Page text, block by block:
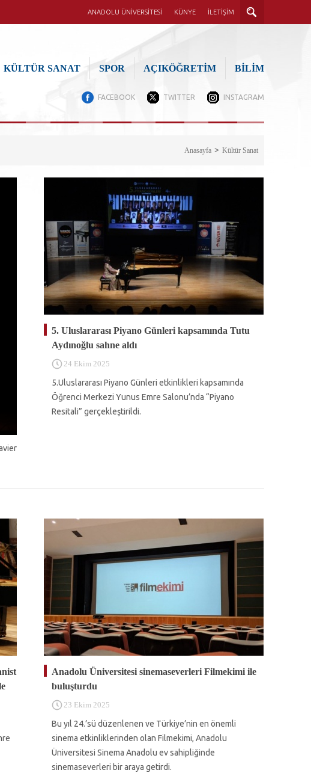
ANADOLU ÜNİVERSİTESİ KÜNYE İLETİŞİM
KÜLTÜR SANAT SPOR AÇIKÖĞRETİM BİLİM
FACEBOOK TWITTER INSTAGRAM
Anasayfa Kültür Sanat
5. Uluslararası Piyano Günleri kapsamında Tutu
Aydınoğlu sahne aldı
24 Ekim 2025
5.Uluslararası Piyano Günleri etkinlikleri kapsamında
Öğrenci Merkezi Yunus Emre Salonu’nda “Piyano
Resitali” gerçekleştirildi.
Anadolu Üniversitesi sinemaseverleri Filmekimi ile
buluşturdu
23 Ekim 2025
Bu yıl 24.’sü düzenlenen ve Türkiye’nin en önemli
sinema etkinliklerinden olan Filmekimi, Anadolu
Üniversitesi Sinema Anadolu ev sahipliğinde
sinemaseverleri bir araya getirdi.